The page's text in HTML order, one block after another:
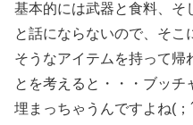
基本的には武器と食料、そ
と話にならないので、そ
そうなアイテムを持って帰
とを考えると・・・ブッチ
埋まっちゃうんですよね(；